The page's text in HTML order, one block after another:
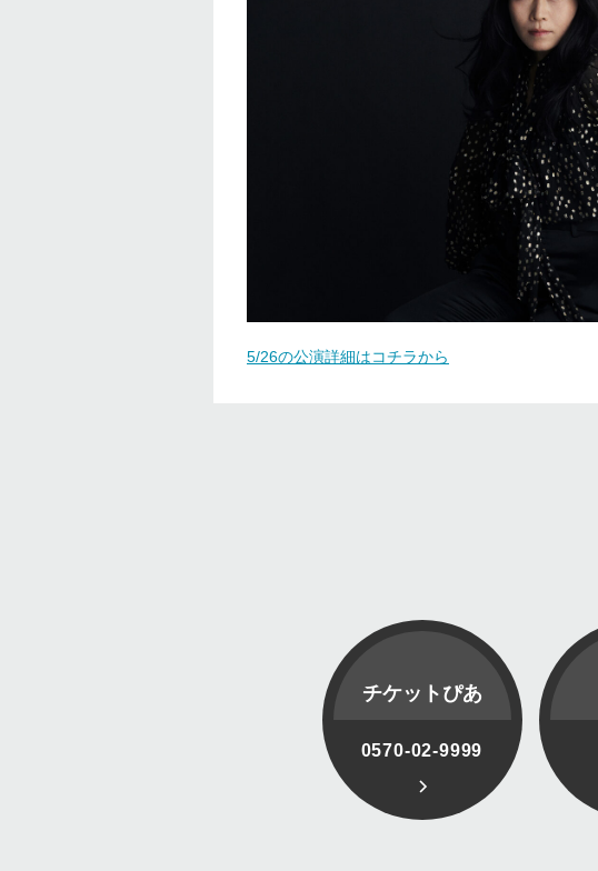
5/26の公演詳細はコチラから
チケットぴあ
0570-02-9999